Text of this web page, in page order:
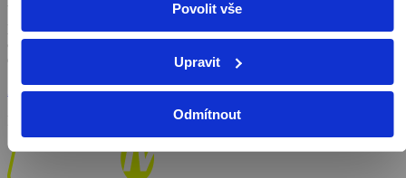
Povolit vše
Upravit
Odmítnout
V jižní části floridského Everglades spojí své síly fotograf divoké
přírody, veterináři, rančeři, ochránci přírody a domorodí obyvatelé,
aby vystopovali a ochránili ohroženou pumu floridskou. V tomto
dojemném dokumentu podněcují ohromující záběry velkých koček
Zobrazit více
Pořad aktuálně není v nabídce